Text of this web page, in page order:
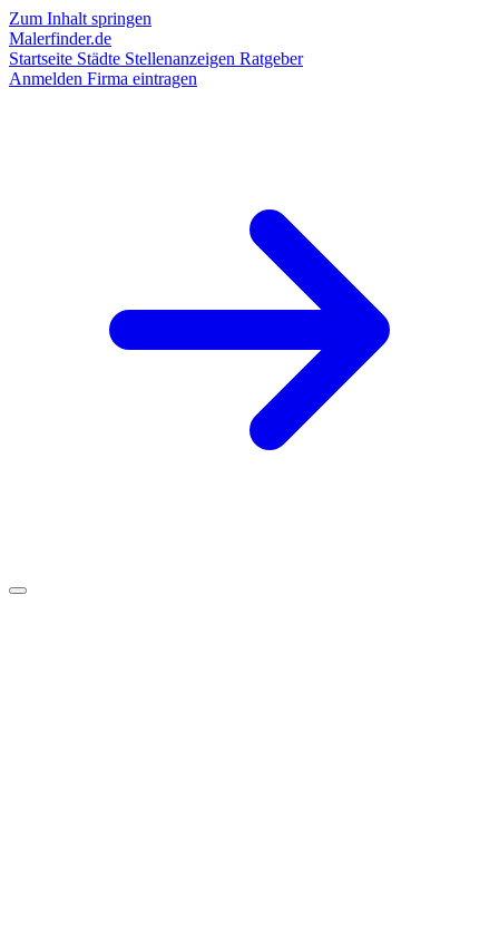
Zum Inhalt springen
Malerfinder.de
Startseite Städte Stellenanzeigen Ratgeber
Anmelden Firma eintragen